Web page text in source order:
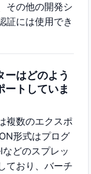
その他の開発シ
証には使用でき
ーはどのよう
ートしていま
複数のエクスポ
形式はプログ
どのスプレッ
ており、バーチ